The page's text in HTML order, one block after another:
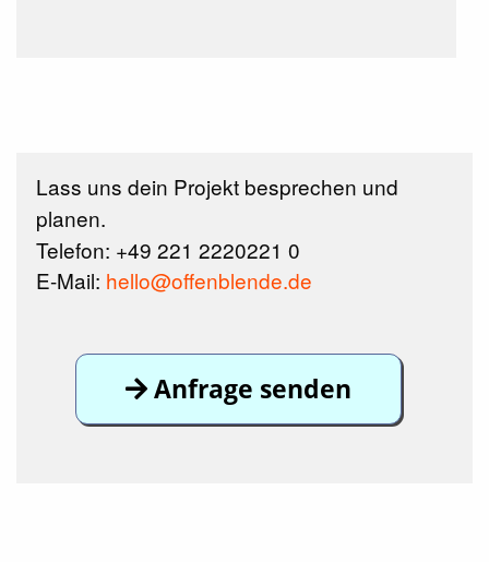
Lass uns dein Projekt besprechen und
planen.
Telefon: +49 221 2220221 0
E-Mail: hello@offenblende.de
Anfrage senden